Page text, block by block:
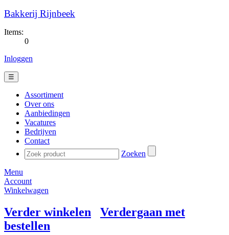
Bakkerij Rijnbeek
Items:
0
Inloggen
☰
Assortiment
Over ons
Aanbiedingen
Vacatures
Bedrijven
Contact
Zoeken
Menu
Account
Winkelwagen
Verder winkelen
Verdergaan met
bestellen